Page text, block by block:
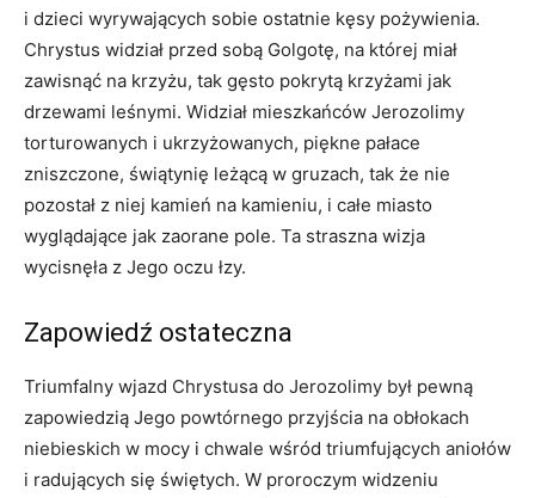
i dzieci wyrywających sobie ostatnie kęsy pożywienia.
Chrystus widział przed sobą Golgotę, na której miał
zawisnąć na krzyżu, tak gęsto pokrytą krzyżami jak
drzewami leśnymi. Widział mieszkańców Jerozolimy
torturowanych i ukrzyżowanych, piękne pałace
zniszczone, świątynię leżącą w gruzach, tak że nie
pozostał z niej kamień na kamieniu, i całe miasto
wyglądające jak zaorane pole. Ta straszna wizja
wycisnęła z Jego oczu łzy.
Zapowiedź ostateczna
Triumfalny wjazd Chrystusa do Jerozolimy był pewną
zapowiedzią Jego powtórnego przyjścia na obłokach
niebieskich w mocy i chwale wśród triumfujących aniołów
i radujących się świętych. W proroczym widzeniu